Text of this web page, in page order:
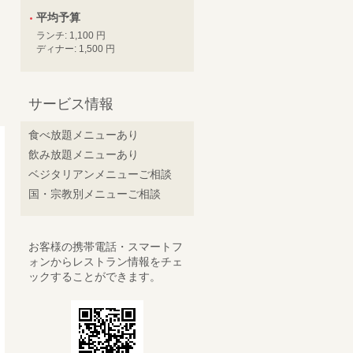
平均予算
ランチ: 1,100 円
ディナー: 1,500 円
サービス情報
食べ放題メニューあり
飲み放題メニューあり
ベジタリアンメニューご相談
国・宗教別メニューご相談
お客様の携帯電話・スマートフ
ォンからレストラン情報をチェ
ックすることができます。